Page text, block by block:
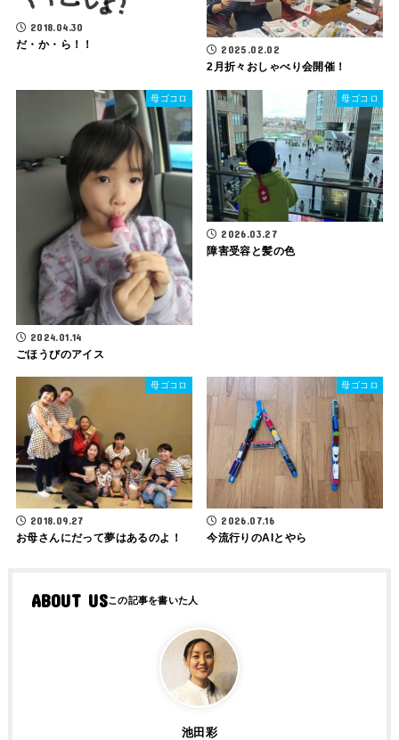
2018.04.30
だ・か・ら！！ 2025.02.02
2月折々おしゃべり会開催！
母ゴコロ
2024.01.14
ごほうびのアイス
母ゴコロ
2026.03.27
障害受容と髪の色
母ゴコロ
2018.09.27
お母さんにだって夢はあるのよ！
母ゴコロ
2026.07.16
今流行りのAIとやら
ABOUT US
池田彩